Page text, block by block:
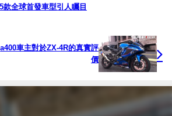
款全球首發車型引人矚目
車主對於ZX-4R的真實評
價